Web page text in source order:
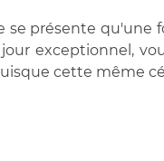
se présente qu'une
exceptionnel,
cette même